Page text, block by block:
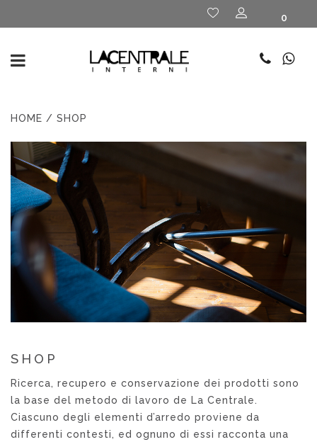
0
HOME / SHOP
SHOP
Ricerca, recupero e conservazione dei prodotti sono
la base del metodo di lavoro de La Centrale.
Ciascuno degli elementi d’arredo proviene da
differenti contesti, ed ognuno di essi racconta una